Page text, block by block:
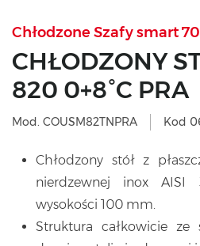
Chłodzone Szafy smart
CHŁODZONY
820 0+8°C PRA
Mod. COUSM82TNPRA Kod
Chłodzony stół z
nierdzewnej inox
wysokości 100 mm.
Struktura całkowicie ze